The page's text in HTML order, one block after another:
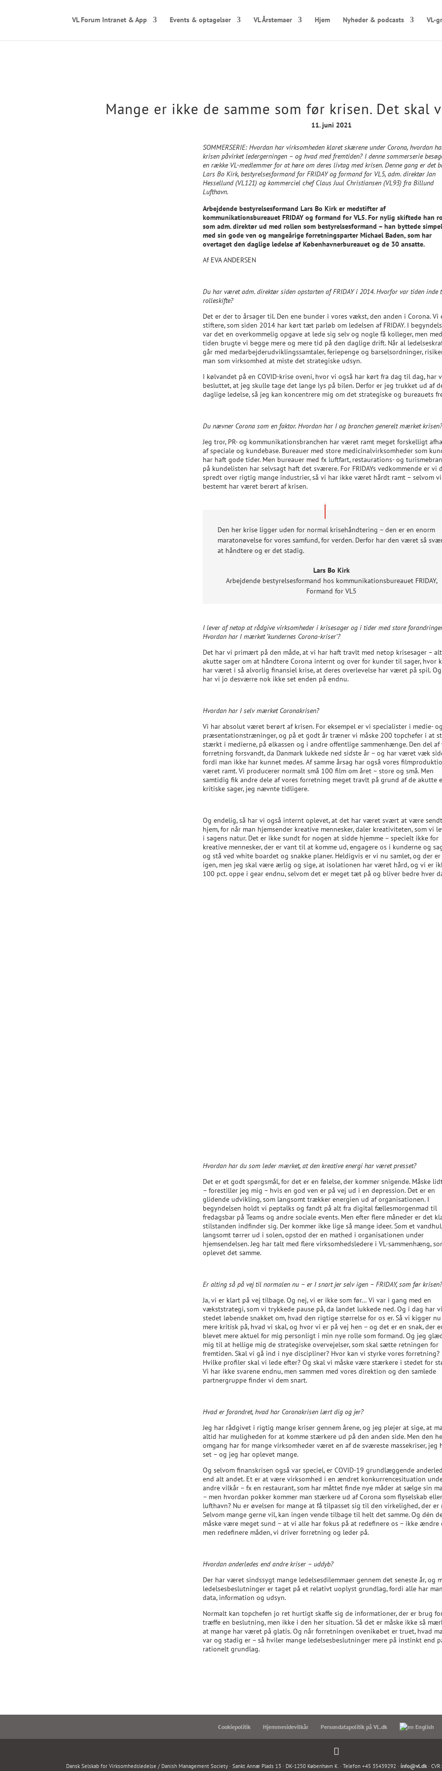
VL Forum Intranet & App Events & optagelser VL Årstemaer Hjem Nyheder & podcasts VL-
Mange er ikke de samme som før krisen. Det
11. juni 2021
SOMMERSERIE: Hvordan har virksomheden klaret skærene under Corona, hvordan
krisen påvirket ledergerningen – og hvad med fremtiden? I denne sommerserie
en række VL-medlemmer for at høre om deres livtag med krisen. Denne gang er det
Lars Bo Kirk, bestyrelsesformand for FRIDAY og formand for VL5, adm. direktør Jan
Hessellund (VL121) og kommerciel chef Claus Juul Christiansen (VL93) fra Billund
Lufthavn.
Arbejdende bestyrelsesformand Lars Bo Kirk er medstifter af
kommunikationsbureauet FRIDAY og formand for VL5. For nylig skiftede han
som adm. direktør ud med rollen som bestyrelsesformand – han byttede
med sin gode ven og mangeårige forretningsparter Michael Baden, som har
overtaget den daglige ledelse af Københavnerbureauet og de 30 ansatte.
Af EVA ANDERSEN
Du har været adm. direktør siden opstarten af FRIDAY i 2014. Hvorfor var tiden inde
rolleskifte?
Det er der to årsager til. Den ene bunder i vores vækst, den anden i Corona. Vi
stiftere, som siden 2014 har kørt tæt parløb om ledelsen af FRIDAY. I
var det en overkommelig opgave at lede sig selv og nogle få kolleger, men med
tiden brugte vi begge mere og mere tid på den daglige drift. Når al
går med medarbejderudviklingssamtaler, feriepenge og barselsordninger,
man som virksomhed at miste det strategiske udsyn.
I kølvandet på en COVID-krise oveni, hvor vi også har kørt fra dag til dag, har
besluttet, at jeg skulle tage det lange lys på bilen. Derfor er jeg trukket ud af
daglige ledelse, så jeg kan koncentrere mig om det strategiske og bureauets
Du nævner Corona som en faktor. Hvordan har I og branchen generelt mærket
Jeg tror, PR- og kommunikationsbranchen har været ramt meget forskelligt
af speciale og kundebase. Bureauer med store medicinalvirksomheder som
har haft gode tider. Men bureauer med fx luftfart, restaurations- og
på kundelisten har selvsagt haft det sværere. For FRIDAYs vedkommende er vi
spredt over rigtig mange industrier, så vi har ikke været hårdt ramt – selvom vi
bestemt har været berørt af krisen.
Den her krise ligger uden for normal krisehåndtering – den er en enorm
maratonøvelse for vores samfund, for verden. Derfor har den været så
at håndtere og er det stadig.
Lars Bo Kirk
Arbejdende bestyrelsesformand hos kommunikationsbureauet FRIDAY,
Formand for VL5
I lever af netop at rådgive virksomheder i krisesager og i tider med store
Hvordan har I mærket ’kundernes Corona-kriser’?
Det har vi primært på den måde, at vi har haft travlt med netop krisesager –
akutte sager om at håndtere Corona internt og over for kunder til sager, hvor
har været i så alvorlig finansiel krise, at deres overlevelse har været på spil.
har vi jo desværre nok ikke set enden på endnu.
Hvordan har I selv mærket Coronakrisen?
Vi har absolut været berørt af krisen. For eksempel er vi specialister i medie- og
præsentationstræninger, og på et godt år træner vi måske 200 topchefer i at
stærkt i medierne, på ølkassen og i andre offentlige sammenhænge. Den del af
forretning forsvandt, da Danmark lukkede ned sidste år – og har været væk
fordi man ikke har kunnet mødes. Af samme årsag har også vores
været ramt. Vi producerer normalt små 100 film om året – store og små. Men
samtidig fik andre dele af vores forretning meget travlt på grund af de akutte
kritiske sager, jeg nævnte tidligere.
Og endelig, så har vi også internt oplevet, at det har været svært at være sendt
hjem, for når man hjemsender kreative mennesker, daler kreativiteten, som vi
i sagens natur. Det er ikke sundt for nogen at sidde hjemme – specielt ikke for
kreative mennesker, der er vant til at komme ud, engagere os i kunderne og
og stå ved white boardet og snakke planer. Heldigvis er vi nu samlet, og der
igen, men jeg skal være ærlig og sige, at isolationen har været hård, og vi er
100 pct. oppe i gear endnu, selvom det er meget tæt på og bliver bedre hver
Hvordan har du som leder mærket, at den kreative energi har været presset?
Det er et godt spørgsmål, for det er en følelse, der kommer snigende. Måske
– forestiller jeg mig – hvis en god ven er på vej ud i en depression. Det er en
glidende udvikling, som langsomt trækker energien ud af organisationen. I
begyndelsen holdt vi peptalks og fandt på alt fra digital fællesmorgenmad til
fredagsbar på Teams og andre sociale events. Men efter flere måneder er det
stilstanden indfinder sig. Der kommer ikke lige så mange ideer. Som et
langsomt tørrer ud i solen, opstod der en mathed i organisationen under
hjemsendelsen. Jeg har talt med flere virksomhedsledere i VL-sammenhæng,
oplevet det samme.
Er alting så på vej til normalen nu – er I snart jer selv igen – FRIDAY, som før
Ja, vi er klart på vej tilbage. Og nej, vi er ikke som før… Vi var i gang med en
vækststrategi, som vi trykkede pause på, da landet lukkede ned. Og i dag har
stedet løbende snakket om, hvad den rigtige størrelse for os er. Så vi kigger
mere kritisk på, hvad vi skal, og hvor vi er på vej hen – og det er en snak, der
blevet mere aktuel for mig personligt i min nye rolle som formand. Og jeg
mig til at hellige mig de strategiske overvejelser, som skal sætte retningen for
fremtiden. Skal vi gå ind i nye discipliner? Hvor kan vi styrke vores forretning?
Hvilke profiler skal vi lede efter? Og skal vi måske være stærkere i stedet for
Vi har ikke svarene endnu, men sammen med vores direktion og den samlede
partnergruppe finder vi dem snart.
Hvad er forandret, hvad har Coronakrisen lært dig og jer?
Jeg har rådgivet i rigtig mange kriser gennem årene, og jeg plejer at sige, at
altid har muligheden for at komme stærkere ud på den anden side. Men den
omgang har for mange virksomheder været en af de sværeste massekriser, jeg
set – og jeg har oplevet mange.
Og selvom finanskrisen også var speciel, er COVID-19 grundlæggende
end alt andet. Et er at være virksomhed i en ændret konkurrencesituation
andre vilkår – fx en restaurant, som har måttet finde nye måder at sælge sin
– men hvordan pokker kommer man stærkere ud af Corona som flyselskab eller
lufthavn? Nu er øvelsen for mange at få tilpasset sig til den virkelighed, der er
Selvom mange gerne vil, kan ingen vende tilbage til helt det samme. Og dén
måske være meget sund – at vi alle har fokus på at redefinere os – ikke ændre
men redefinere måden, vi driver forretning og leder på.
Hvordan anderledes end andre kriser – uddyb?
Der har været sindssygt mange ledelsesdilemmaer gennem det seneste år, og
ledelsesbeslutninger er taget på et relativt uoplyst grundlag, fordi alle har
data, information og udsyn.
Normalt kan topchefen jo ret hurtigt skaffe sig de informationer, der er brug
træffe en beslutning, men ikke i den her situation. Så det er måske ikke så
at mange har været på glatis. Og når forretningen ovenikøbet er truet, hvad
var og stadig er – så hviler mange ledelsesbeslutninger mere på instinkt end
rationelt grundlag.
Cookiepolitik Hjemmesidevilkår Persondatapolitik på VL.dk English
Dansk Selskab for Virksomhedsledelse / Danish Management Society · Sankt Annæ Plads 13 · DK-1250 København K. · Telefon +45 35439292 ·info@vl.dk·